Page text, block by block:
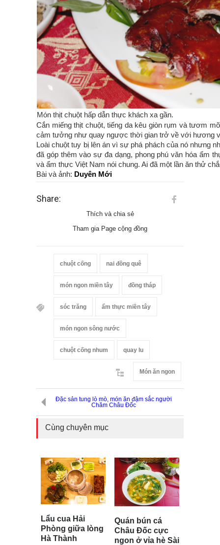
Món thịt chuột hấp dẫn thực khách xa gần.
Cắn miếng thịt chuột, tiếng da kêu giòn rụm và tươm
cảm tưởng như quay ngược thời gian trở về với hương
Loài chuột tuy bị lên án vì sự phá phách của nó nhưng
đã góp thêm vào sự đa dạng, phong phú văn hóa ẩm
và ẩm thực Việt Nam nói chung. Ai đã một lần ăn thử
Bài và ảnh: Duyên Mới
Share:
Thích và chia sẻ
Tham gia Page cộng đồng
chuột cống nai đồng quê
món ngon miền tây đồng tháp
sóc trăng ẩm thực miền tây
món ngon sông nước
chuột cống nhum quay lu
Món ăn ngon
Đặc sản tung lò mò, món ăn đậm sắc người
Chăm Châu Đốc
Cùng chuyên mục
Lẩu cua Hải
Phòng giữa lòng
Hà Thành
Quán bún cá
Châu Đốc cực
ngon ở vỉa hè Sài